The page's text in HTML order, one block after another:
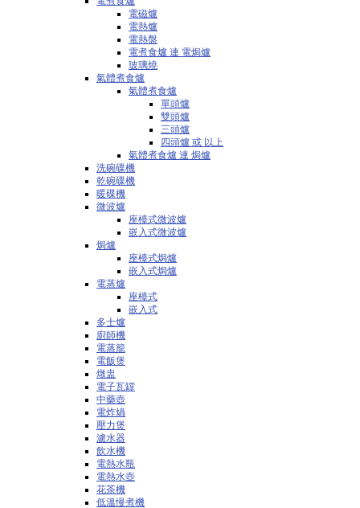
電磁爐
電熱爐
電熱盤
電煮食爐 連 電焗爐
玻璃燒
氣體煮食爐
氣體煮食爐
單頭爐
雙頭爐
三頭爐
四頭爐 或 以上
氣體煮食爐 連 焗爐
洗碗碟機
乾碗碟機
暖碟機
微波爐
座檯式微波爐
嵌入式微波爐
焗爐
座檯式焗爐
嵌入式焗爐
電蒸爐
座檯式
嵌入式
多士爐
廚師機
電蒸籠
電飯煲
燉盅
電子瓦罉
中藥壺
電炸煱
壓力煲
濾水器
飲水機
電熱水瓶
電熱水壺
花茶機
低溫慢煮機